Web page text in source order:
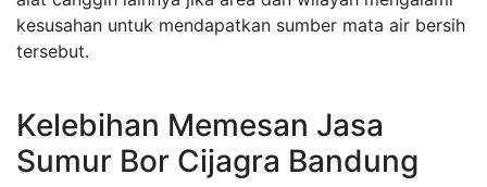
kesusahan untuk mendapatkan sumber mata air bersih
tersebut.
Kelebihan Memesan Jasa
Sumur Bor Cijagra Bandung